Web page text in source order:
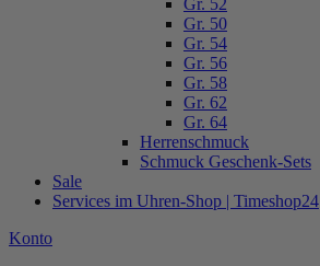
Gr. 52
Gr. 50
Gr. 54
Gr. 56
Gr. 58
Gr. 62
Gr. 64
Herrenschmuck
Schmuck Geschenk-Sets
Sale
Services im Uhren-Shop | Timeshop24
Konto